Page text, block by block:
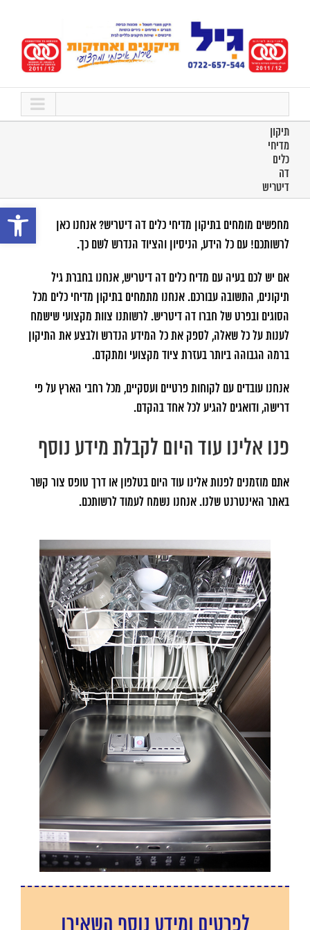
פתח
תיקון
מדיחי
כלים
דה
דיטריש
מחפשים מומחים בתיקון מדיחי כלים דה דיטריש? אנחנו כאן
לרשותכם! עם כל הידע, הניסיון והציוד הנדרש לשם כך.
אם יש לכם בעיה עם מדיח כלים דה דיטריש, אנחנו בחברת גיל
תיקונים, התשובה עבורכם. אנחנו מתמחים בתיקון מדיחי כלים מכל
הסוגים ובפרט של חברו דה דיטריש. לרשותנו צוות מקצועי שישמח
לענות על כל שאלה, לספק את כל המידע הנדרש ולבצע את התיקון
ברמה הגבוהה ביותר בעזרת ציוד מקצועי ומתקדם.
אנחנו עובדים עם לקוחות פרטיים ועסקיים, מכל רחבי הארץ על פי
דרישה, ודואגים להגיע לכל אחד בהקדם.
פנו אלינו עוד היום לקבלת מידע נוסף
אתם מוזמנים לפנות אלינו עוד היום בטלפון או דרך טופס צור קשר
באתר האינטרנט שלנו. אנחנו נשמח לעמוד לרשותכם.